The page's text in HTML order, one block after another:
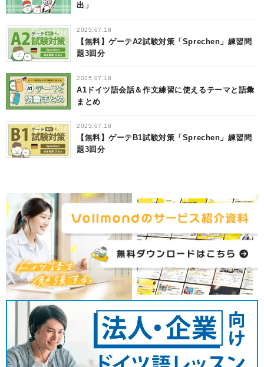
出」
2025.07.18
【無料】ゲーテA2試験対策「Sprechen」練習問
題3回分
2025.07.18
A1ドイツ語会話＆作文練習に使えるテーマと語彙
まとめ
2025.07.18
【無料】ゲーテB1試験対策「Sprechen」練習問
題3回分